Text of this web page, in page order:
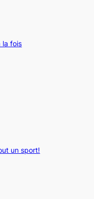
la fois
un sport!